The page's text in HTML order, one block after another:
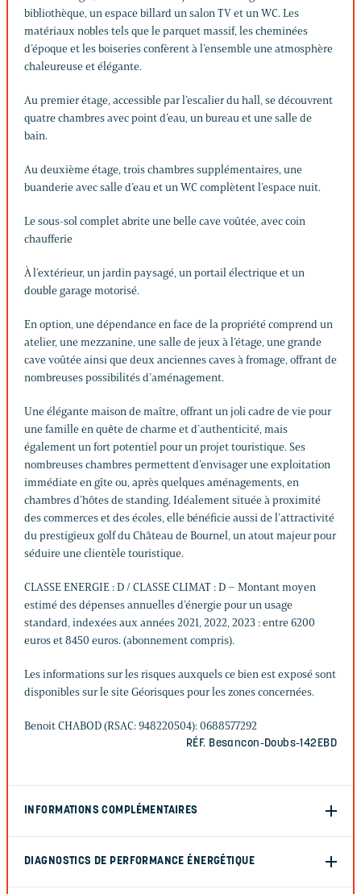
bibliothèque, un espace billard un salon TV et un WC. Les
matériaux nobles tels que le parquet massif, les cheminées
d’époque et les boiseries confèrent à l’ensemble une atmosphère
chaleureuse et élégante.
Au premier étage, accessible par l’escalier du hall, se découvrent
quatre chambres avec point d’eau, un bureau et une salle de
bain.
Au deuxième étage, trois chambres supplémentaires, une
buanderie avec salle d’eau et un WC complètent l’espace nuit.
Le sous-sol complet abrite une belle cave voûtée, avec coin
chaufferie
À l’extérieur, un jardin paysagé, un portail électrique et un
double garage motorisé.
En option, une dépendance en face de la propriété comprend un
atelier, une mezzanine, une salle de jeux à l’étage, une grande
cave voûtée ainsi que deux anciennes caves à fromage, offrant de
nombreuses possibilités d’aménagement.
Une élégante maison de maître, offrant un joli cadre de vie pour
une famille en quête de charme et d’authenticité, mais
également un fort potentiel pour un projet touristique. Ses
nombreuses chambres permettent d’envisager une exploitation
immédiate en gîte ou, après quelques aménagements, en
chambres d’hôtes de standing. Idéalement située à proximité
des commerces et des écoles, elle bénéficie aussi de l’attractivité
du prestigieux golf du Château de Bournel, un atout majeur pour
séduire une clientèle touristique.
CLASSE ENERGIE : D / CLASSE CLIMAT : D – Montant moyen
estimé des dépenses annuelles d’énergie pour un usage
standard, indexées aux années 2021, 2022, 2023 : entre 6200
euros et 8450 euros. (abonnement compris).
Les informations sur les risques auxquels ce bien est exposé sont
disponibles sur le site Géorisques pour les zones concernées.
Benoit CHABOD (RSAC: 948220504): 0688577292
RÉF. Besancon-Doubs-142EBD
INFORMATIONS COMPLÉMENTAIRES
DIAGNOSTICS DE PERFORMANCE ÉNERGÉTIQUE